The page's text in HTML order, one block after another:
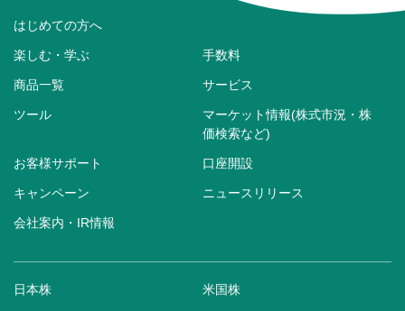
はじめての方へ
楽しむ・学ぶ 手数料
商品一覧 サービス
ツール
マーケット情報(株式市況・株
価検索など)
お客様サポート 口座開設
キャンペーン ニュースリリース
会社案内・IR情報
日本株 米国株